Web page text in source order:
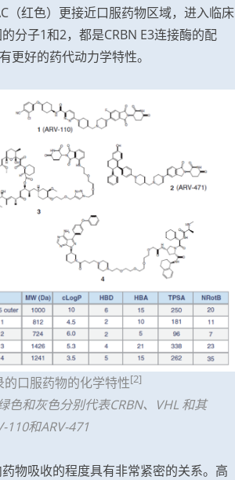
（红色）更接近口服药物区域，进入临床
分子1和2，都是CRBN E3连接酶的配
更好的药代动力学特性。
口服药物的化学特性[2]
和灰色分别代表CRBN、VHL 和其
110和ARV-471
物吸收的程度具有非常紧密的关系。高